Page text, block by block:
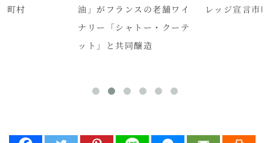
町村
油」がフランスの老舗ワイ
ナリー「シャトー・クーテ
ット」と共同醸造
レッジ宣言市